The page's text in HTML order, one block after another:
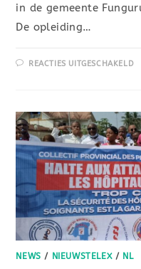
in de gemeente
De opleiding…
REACTIES UITGESCHAKELD
NEWS / NIEUWSTELEX/ NL